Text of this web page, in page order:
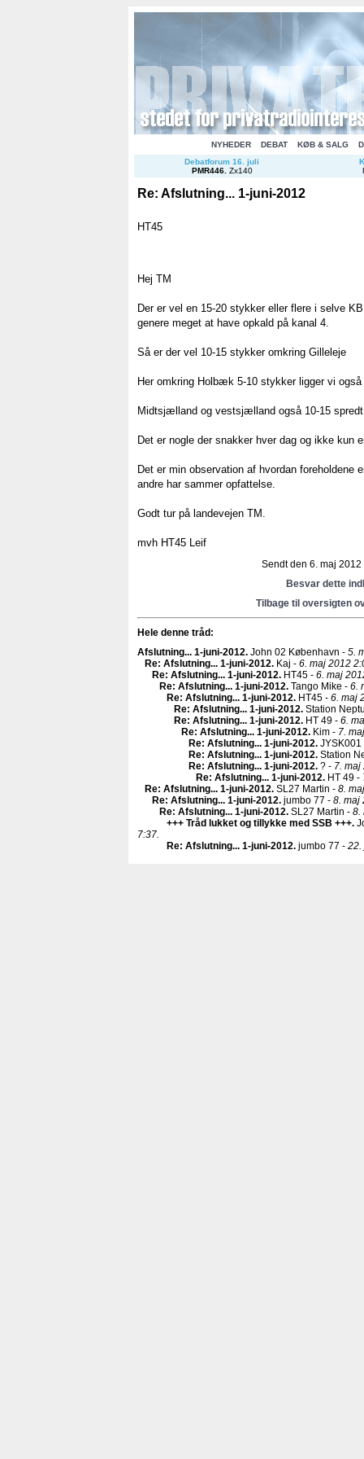
NYHEDER DEBAT KØB & SALG
Debatforum 16. juli
PMR446. Zx140
Re: Afslutning... 1-juni-2012
HT45
Hej TM
Der er vel en 15-20 stykker eller flere i selve
genere meget at have opkald på kanal 4.
Så er der vel 10-15 stykker omkring Gilleleje
Her omkring Holbæk 5-10 stykker ligger vi
Midtsjælland og vestsjælland også 10-15 spredt
Det er nogle der snakker hver dag og ikke kun
Det er min observation af hvordan
andre har sammer opfattelse.
Godt tur på landevejen TM.
mvh HT45 Leif
Sendt den 6. maj 2012
Besvar dette
Tilbage til oversigten
Hele denne tråd:
Afslutning... 1-juni-2012. John 02 København - 5.
Re: Afslutning... 1-juni-2012. Kaj - 6. maj 2012
Re: Afslutning... 1-juni-2012. HT45 - 6. maj
Re: Afslutning... 1-juni-2012. Tango Mike - 6.
Re: Afslutning... 1-juni-2012. HT45 - 6. maj
Re: Afslutning... 1-juni-2012. Station
Re: Afslutning... 1-juni-2012. HT 49 - 6.
Re: Afslutning... 1-juni-2012. Kim - 7.
Re: Afslutning... 1-juni-2012.
Re: Afslutning... 1-juni-2012. Station
Re: Afslutning... 1-juni-2012. ? - 7. maj
Re: Afslutning... 1-juni-2012. HT 49 -
Re: Afslutning... 1-juni-2012. SL27 Martin - 8.
Re: Afslutning... 1-juni-2012. jumbo 77 - 8. maj
Re: Afslutning... 1-juni-2012. SL27 Martin - 8.
+++ Tråd lukket og tillykke med SSB +++.
7:37.
Re: Afslutning... 1-juni-2012. jumbo 77 - 22.